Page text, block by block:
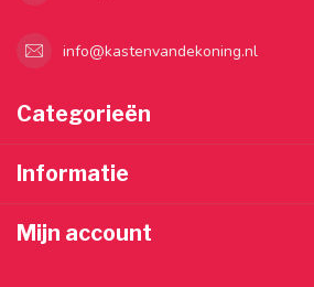
info@kastenvandekoning.nl
Categorieën
Informatie
Mijn account